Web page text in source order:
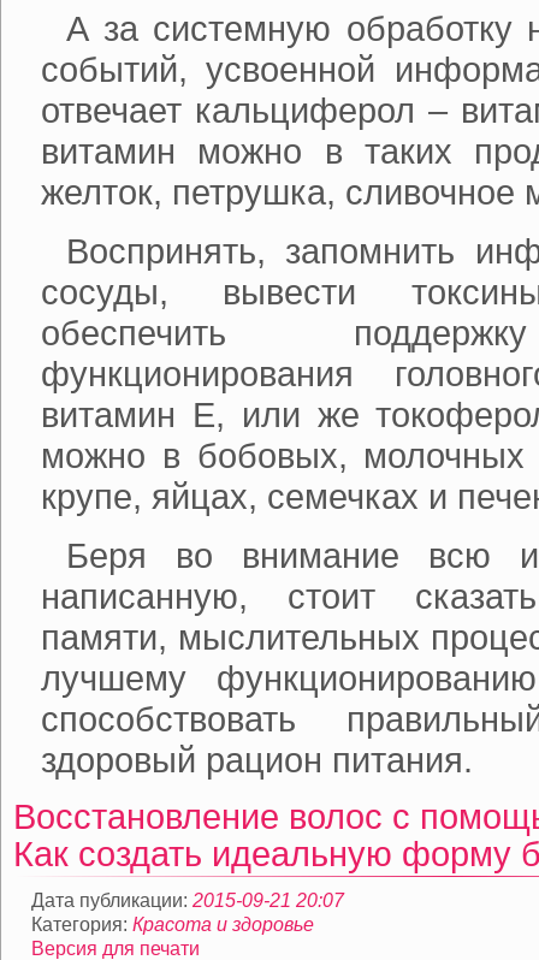
А за системную обработку
событий, усвоенной
отвечает кальциферол –
витамин можно в таких
желток, петрушка, сливочное
Воспринять, запомнить
сосуды, вывести
обеспечить
функционирования
витамин Е, или же
можно в бобовых, молочных
крупе, яйцах, семечках и
Беря во внимание всю
написанную, стоит
памяти, мыслительных
лучшему
способствовать
здоровый рацион питания.
Восстановление волос с
Как создать идеальную форму
Дата публикации: 2015-09-21 20:07
Категория: Красота и здоровье
Версия для печати